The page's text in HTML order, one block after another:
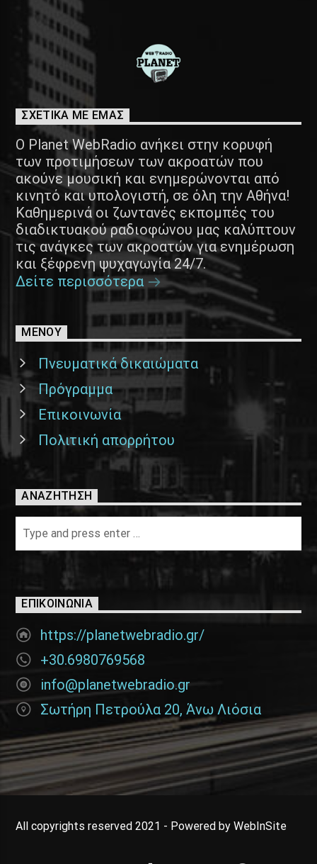
ΣΧΕΤΙΚΑ ΜΕ ΕΜΑΣ
Ο Planet WebRadio ανήκει στην κορυφή
των προτιμήσεων των ακροατών που
ακούνε μουσική και ενημερώνονται από
κινητό και υπολογιστή, σε όλη την Αθήνα!
Καθημερινά οι ζωντανές εκπομπές του
διαδικτυακού ραδιοφώνου μας καλύπτουν
τις ανάγκες των ακροατών για ενημέρωση
και ξέφρενη ψυχαγωγία 24/7.
Δείτε περισσότερα
ΜΕΝΟΥ
Πνευματικά δικαιώματα
Πρόγραμμα
Επικοινωνία
Πολιτική απορρήτου
ΑΝΑΖΉΤΗΣΗ
ΕΠΙΚΟΙΝΩΝΊΑ
https://planetwebradio.gr/
+30.6980769568
info@planetwebradio.gr
Σωτήρη Πετρούλα 20, Άνω Λιόσια
All copyrights reserved 2021 - Powered by WebInSite